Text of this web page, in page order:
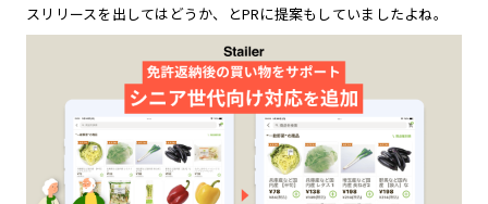
スリリースを出してはどうか、とPRに提案もしていましたよね。